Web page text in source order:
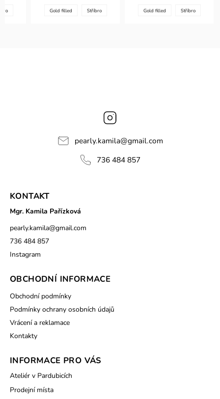
Gold filled Stříbro Gold filled Stříbro
pearly.kamila@gmail.com
736 484 857
KONTAKT
Mgr. Kamila Pařízková
pearly.kamila@gmail.com
736 484 857
Instagram
OBCHODNÍ INFORMACE
Obchodní podmínky
Podmínky ochrany osobních údajů
Vrácení a reklamace
Kontakty
INFORMACE PRO VÁS
Ateliér v Pardubicích
Prodejní místa